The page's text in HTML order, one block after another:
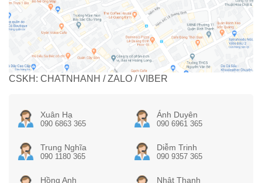
CSKH: CHATNHANH / ZALO / VIBER
Xuân Hạ
090 6863 365
Ánh Duyên
090 6961 365
Trung Nghĩa
090 1180 365
Diễm Trinh
090 9357 365
Hồng Anh Nhật Thanh